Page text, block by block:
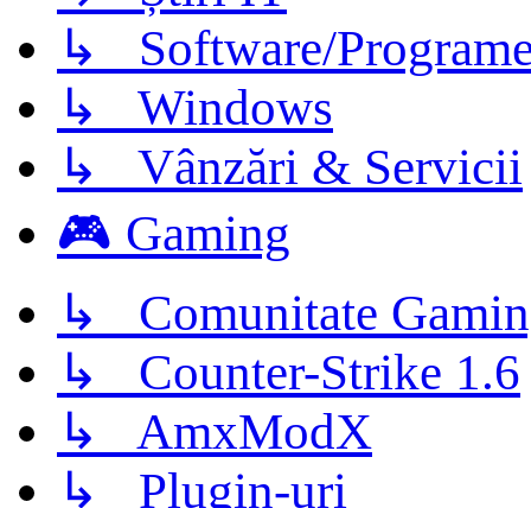
↳ Software/
↳ Windows
↳ Vânzări & Servicii
🎮 Gaming
↳ Comunitate
↳ Counter-Strike 1.6
↳ AmxModX
↳ Plugin-uri